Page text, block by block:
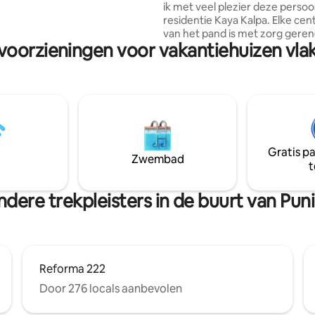
ik met veel plezier deze
residentie Kaya Kalpa. Elke centimeter
van het pand is met zorg
Ideale plek voor kunstenaars,
alle soorten beoefenaars van
blok van Parque Mexico.
alle leuke restaurants, cafés en
Grote supermarkt, lokale
metrostation...allemaal
minuten loopafstand.
voor vakantiehuizen
Zwembad
Gratis
trekpleisters in de buurt van
Reforma 222
Door 276 locals aanbevolen